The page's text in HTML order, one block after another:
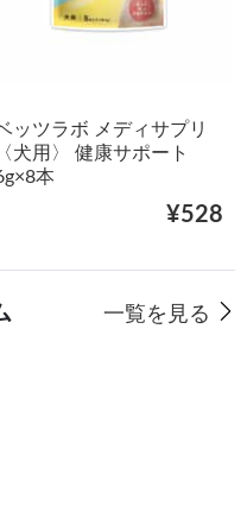
ッツラボ メディサプリ
〈犬用〉 健康サポート
本
¥528
一覧を見る